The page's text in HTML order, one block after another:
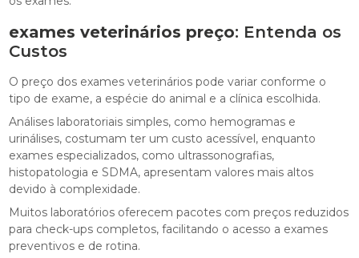
exames veterinários preço: Entenda os
Custos
O preço dos exames veterinários pode variar conforme o
tipo de exame, a espécie do animal e a clínica escolhida.
Análises laboratoriais simples, como hemogramas e
urinálises, costumam ter um custo acessível, enquanto
exames especializados, como ultrassonografias,
histopatologia e SDMA, apresentam valores mais altos
devido à complexidade.
Muitos laboratórios oferecem pacotes com preços reduzidos
para check-ups completos, facilitando o acesso a exames
preventivos e de rotina.